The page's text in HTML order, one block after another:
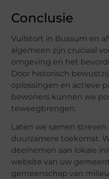
Conclusie
Vuilstort in Bussum en
algemeen zijn cruciaal
omgeving en het
Door historisch
oplossingen en actieve
bewoners kunnen we
teweegbrengen.
Laten we samen
duurzamere toekomst.
deelnemen aan lokale
website van uw
gemeenschap van